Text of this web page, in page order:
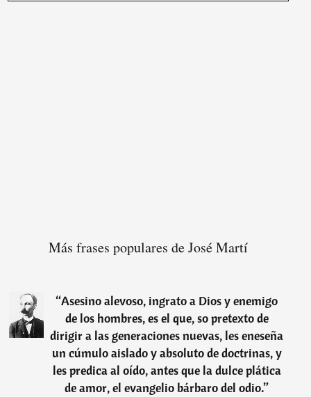
Más frases populares de José Martí
“Asesino alevoso, ingrato a Dios y enemigo
de los hombres, es el que, so pretexto de
dirigir a las generaciones nuevas, les eneseña
un cúmulo aislado y absoluto de doctrinas, y
les predica al oído, antes que la dulce plática
de amor, el evangelio bárbaro del odio.”